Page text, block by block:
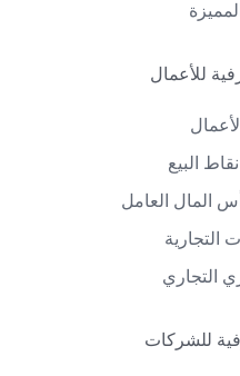
للأعمال
البيع
المال العامل
التجارية
التجاري
للشركات